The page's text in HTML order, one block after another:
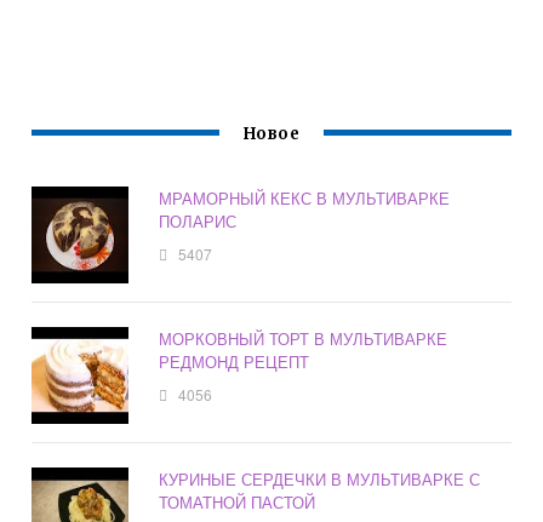
Новое
МРАМОРНЫЙ КЕКС В МУЛЬТИВАРКЕ
ПОЛАРИС
5407
МОРКОВНЫЙ ТОРТ В МУЛЬТИВАРКЕ
РЕДМОНД РЕЦЕПТ
4056
КУРИНЫЕ СЕРДЕЧКИ В МУЛЬТИВАРКЕ С
ТОМАТНОЙ ПАСТОЙ